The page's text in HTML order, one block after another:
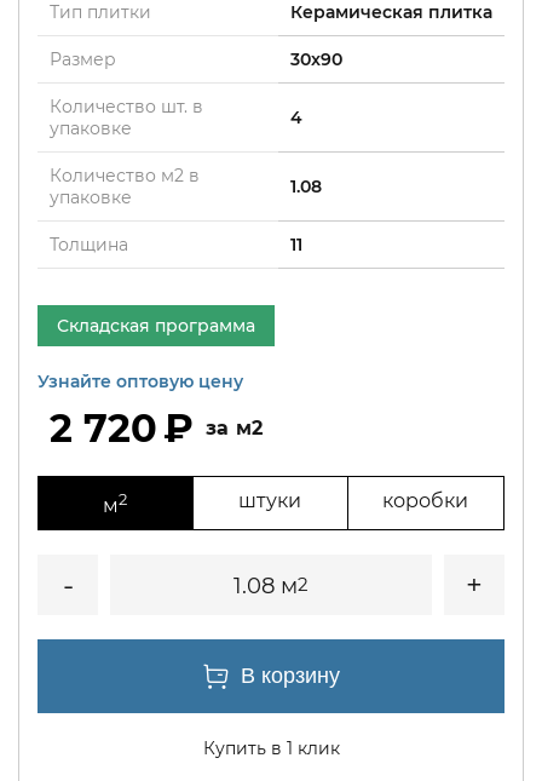
Тип плитки Керамическая плитка
Размер 30x90
Количество шт. в
упаковке
4
Количество м2 в
упаковке
1.08
Толщина 11
Складская программа
Узнайте оптовую цену
2 720 м2
м2 штуки коробки
1.08 м2
Купить в 1 клик